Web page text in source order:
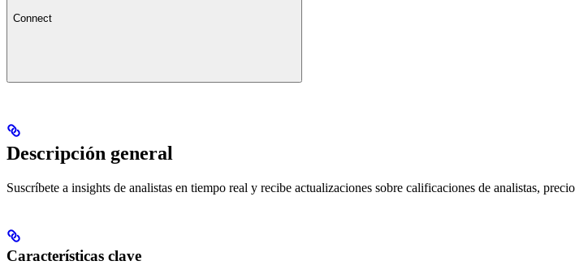
Connect
Descripción general
Suscríbete a insights de analistas en tiempo real y recibe actualizaciones sobre calificaciones de analistas,
Características clave